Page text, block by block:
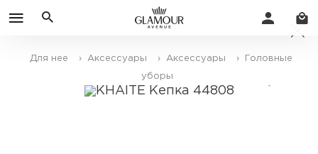
Для нее › Аксессуары › Аксессуары › Головные
уборы